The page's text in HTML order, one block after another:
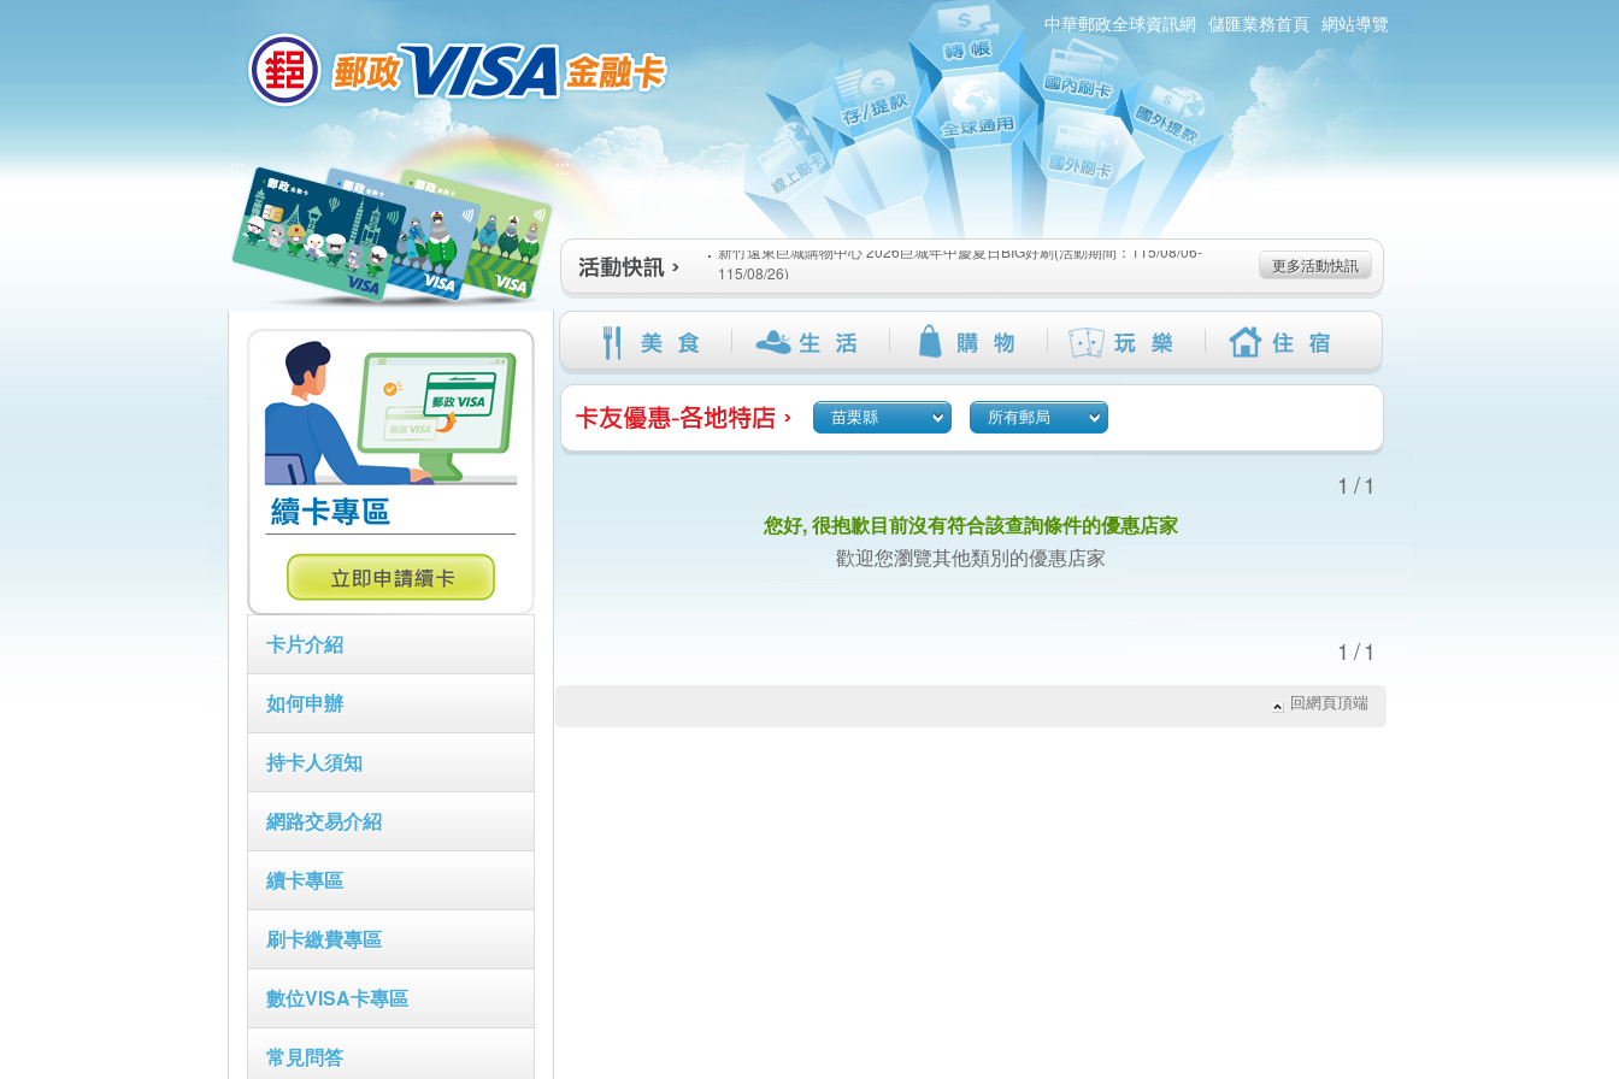
中華郵政全球資訊網 儲匯業務首頁 網站導覽
:::
卡片介紹
如何申辦
持卡人須知
網路交易介紹
續卡專區
刷卡繳費專區
數位VISA卡專區
常見問答
:::
新竹遠東巨城購物中心 2026巨城年中慶夏日BIG好刷(活動期間：115/08/06-
115/08/26)
臺北三創生活 有點東西第2波 刷卡郵好禮(活動期間：115/08/06-115/09/02)
桃園大江國際購物中心 好饗去大江檔期(活動期間：115/08/01-115/08/19)
新竹遠東巨城購物中心 2026巨城年中慶夏日BIG好刷(活動期間：115/08/06-
115/08/26)
臺北三創生活 有點東西第2波 刷卡郵好禮(活動期間：115/08/06-115/09/02)
桃園大江國際購物中心 好饗去大江檔期(活動期間：115/08/01-115/08/19)
更多活動快訊
苗栗縣 所有郵局
1/1
您好, 很抱歉目前沒有符合該查詢條件的優惠店家
歡迎您瀏覽其他類別的優惠店家
1/1
回網頁頂端